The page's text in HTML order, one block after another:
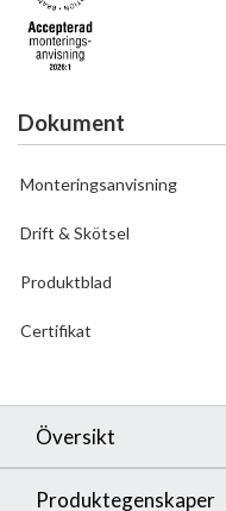
•Med
Dokument
Monteringsanvisning
Drift & Skötsel
Produktblad
Certifikat
Översikt
Produktegenskaper